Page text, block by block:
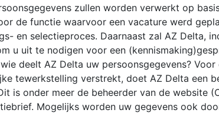
zullen worden verwerkt op
de functie waarvoor een vacature werd
en selectieproces. Daarnaast zal AZ Delta,
u uit te nodigen voor een
deelt AZ Delta uw persoonsgegevens?
tewerkstelling verstrekt, doet AZ Delta een
is onder meer de beheerder van de website
Mogelijks worden uw gegevens ook